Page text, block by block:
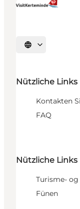
Sprache auswählen
Nützliche Links
Kontakten
FAQ
Nützliche Links
Turisme-
Fünen